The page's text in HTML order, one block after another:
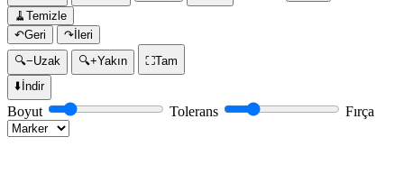
🧹 Temizle
↶Geri ↷İleri
🔍−Uzak 🔍+Yakın ⛶Tam
⬇️İndir
Boyut Tolerans Fırça